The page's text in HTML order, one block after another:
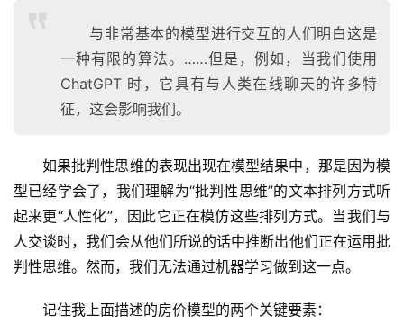
与非常基本的模型进行交互的人们明白这是
一种有限的算法。……但是，例如，当我们使用
ChatGPT 时，它具有与人类在线聊天的许多特
征，这会影响我们。
如果批判性思维的表现出现在模型结果中，那是因为模
型已经学会了，我们理解为“批判性思维”的文本排列方式听
起来更“人性化”，因此它正在模仿这些排列方式。当我们与
人交谈时，我们会从他们所说的话中推断出他们正在运用批
判性思维。然而，我们无法通过机器学习做到这一点。
记住我上面描述的房价模型的两个关键要素：